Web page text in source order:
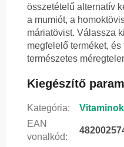
összetételű alternatív
a mumiót, a
máriatövist. Válassza
megfelelő terméket,
természetes
Kiegészítő
Kategória:
EAN
vonalkód: